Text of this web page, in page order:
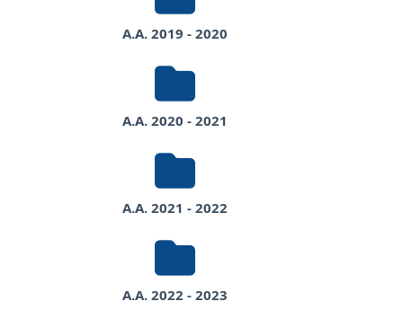
A.A. 2019 - 2020
A.A. 2020 - 2021
A.A. 2021 - 2022
A.A. 2022 - 2023